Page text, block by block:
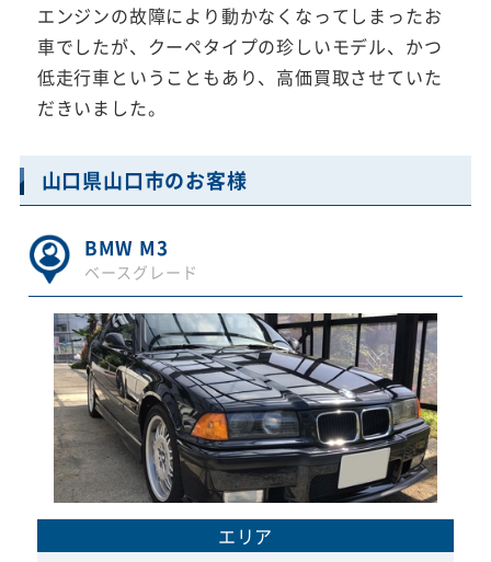
エンジンの故障により動かなくなってしまったお
車でしたが、クーペタイプの珍しいモデル、かつ
低走行車ということもあり、高価買取させていた
だきいました。
山口県山口市のお客様
BMW M3
ベースグレード
エリア